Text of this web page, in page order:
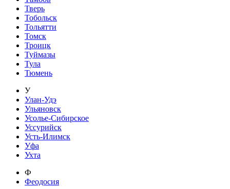
Тверь
Тобольск
Тольятти
Томск
Троицк
Туймазы
Тула
Тюмень
У
Улан-Удэ
Ульяновск
Усолье-Сибирское
Уссурийск
Усть-Илимск
Уфа
Ухта
Ф
Феодосия